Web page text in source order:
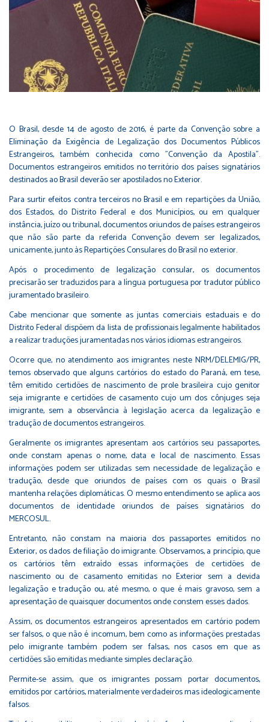
O Brasil, desde 14 de agosto de 2016, é parte da Convenção sobre a
Eliminação da Exigência de Legalização dos Documentos Públicos
Estrangeiros, também conhecida como "Convenção da Apostila".
Documentos estrangeiros emitidos no território dos países signatários
destinados ao Brasil deverão ser apostilados no Exterior.
Para surtir efeitos contra terceiros no Brasil e em repartições da União,
dos Estados, do Distrito Federal e dos Municípios, ou em qualquer
instância, juízo ou tribunal, documentos oriundos de países estrangeiros
que não são parte da referida Convenção devem ser legalizados,
unicamente, junto às Repartições Consulares do Brasil no exterior.
Após o procedimento de legalização consular, os documentos
precisarão ser traduzidos para a língua portuguesa por tradutor público
juramentado brasileiro.
Cabe mencionar que somente as juntas comerciais estaduais e do
Distrito Federal dispõem da lista de profissionais legalmente habilitados
a realizar traduções juramentadas nos vários idiomas estrangeiros.
Ocorre que, no atendimento aos imigrantes neste NRM/DELEMIG/PR,
temos observado que alguns cartórios do estado do Paraná, em tese,
têm emitido certidões de nascimento de prole brasileira cujo genitor
seja imigrante e certidões de casamento cujo um dos cônjuges seja
imigrante, sem a observância à legislação acerca da legalização e
tradução de documentos estrangeiros.
Geralmente os imigrantes apresentam aos cartórios seu passaportes,
onde constam apenas o nome, data e local de nascimento. Essas
informações podem ser utilizadas sem necessidade de legalização e
tradução, desde que oriundos de países com os quais o Brasil
mantenha relações diplomáticas. O mesmo entendimento se aplica aos
documentos de identidade oriundos de países signatários do
MERCOSUL.
Entretanto, não constam na maioria dos passaportes emitidos no
Exterior, os dados de filiação do imigrante. Observamos, a princípio, que
os cartórios têm extraído essas informações de certidões de
nascimento ou de casamento emitidas no Exterior sem a devida
legalização e tradução ou, até mesmo, o que é mais gravoso, sem a
apresentação de quaisquer documentos onde constem esses dados.
Assim, os documentos estrangeiros apresentados em cartório podem
ser falsos, o que não é incomum, bem como as informações prestadas
pelo imigrante também podem ser falsas, nos casos em que as
certidões são emitidas mediante simples declaração.
Permite-se assim, que os imigrantes possam portar documentos,
emitidos por cartórios, materialmente verdadeiros mas ideologicamente
falsos.